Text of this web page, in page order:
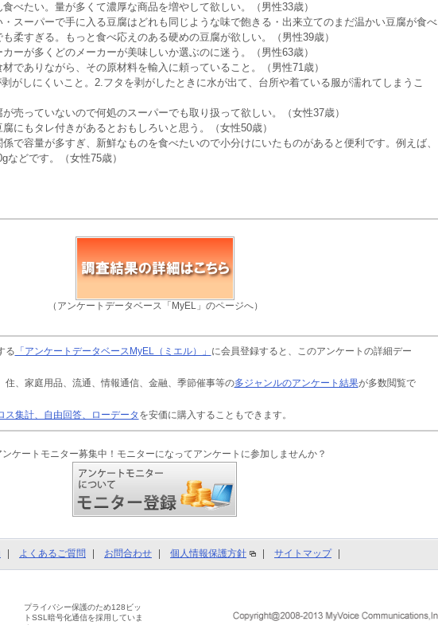
食べたい。量が多くて濃厚な商品を増やして欲しい。（男性33歳）
・スーパーで手に入る豆腐はどれも同じような味で飽きる・出来立てのまだ温かい豆腐が食べ
柔すぎる。もっと食べ応えのある硬めの豆腐が欲しい。（男性39歳）
カーが多くどのメーカーが美味しいか選ぶのに迷う。（男性63歳）
材でありながら、その原材料を輸入に頼っていること。（男性71歳）
剥がしにくいこと。2.フタを剥がしたときに水が出て、台所や着ている服が濡れてしまうこ
が売っていないので何処のスーパーでも取り扱って欲しい。（女性37歳）
腐にもタレ付きがあるとおもしろいと思う。（女性50歳）
係で容量が多すぎ、新鮮なものを食べたいので小分けにいたものがあると便利です。例えば、
などです。（女性75歳）
（アンケートデータベース「MyEL」のページへ）
る 「アンケートデータベースMyEL（ミエル）」 に会員登録すると、このアンケートの詳細デー
住、家庭用品、流通、情報通信、金融、季節催事等の多ジャンルのアンケート結果が多数閲覧で
ス集計、自由回答、ローデータ を安価に購入することもできます。
ケートモニター募集中！モニターになってアンケートに参加しませんか？
よくあるご質問 お問合わせ 個人情報保護方針 サイトマップ
プライバシー保護のため128ビッ
トSSL暗号化通信を採用していま